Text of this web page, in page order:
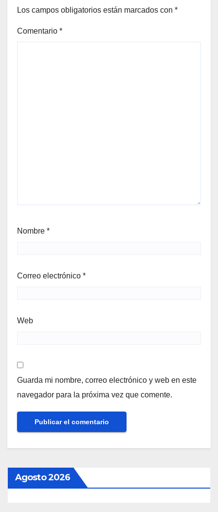
Los campos obligatorios están marcados con *
Comentario *
Nombre *
Correo electrónico *
Web
Guarda mi nombre, correo electrónico y web en este
navegador para la próxima vez que comente.
Agosto 2026